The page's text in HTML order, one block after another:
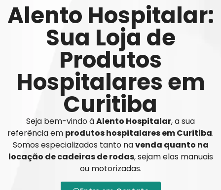
Alento Hospitalar:
Sua Loja de
Produtos
Hospitalares em
Curitiba
Seja bem-vindo àAlento Hospitalar, a sua
referência em produtos hospitalares em Curitiba.
Somos especializados tanto navenda quanto na
locação de cadeiras de rodas, sejam elas manuais
ou motorizadas.